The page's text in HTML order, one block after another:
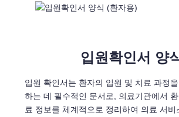
입원확인서 양
입원 확인서는 환자의 입원 및 치료 과정
하는 데 필수적인 문서로, 의료기관에서
료 정보를 체계적으로 정리하여 의료 서비